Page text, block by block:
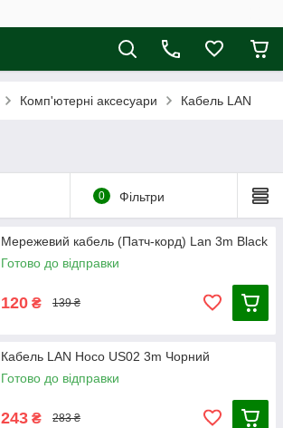
Комп'ютерні аксесуари Кабель LAN
0 Фільтри
Мережевий кабель (Патч-корд) Lan 3m Black
Готово до відправки
120 ₴ 139 ₴
Кабель LAN Hoco US02 3m Чорний
Готово до відправки
243 ₴ 283 ₴